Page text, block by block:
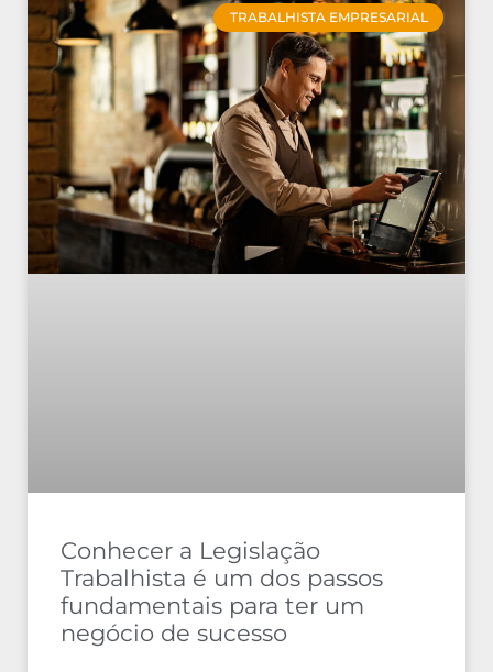
TRABALHISTA EMPRESARIAL
Conhecer a Legislação
Trabalhista é um dos passos
fundamentais para ter um
negócio de sucesso